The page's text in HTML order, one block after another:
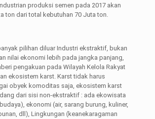
produksi semen pada 2017 akan
ton dari total kebutuhan 70 Juta ton.
pilihan diluar Industri ekstraktif, bukan
nilai ekonomi lebih pada jangka panjang,
pengakuan pada Wilayah Kelola Rakyat
ekosistem karst. Karst tidak harus
obyek komoditas saja, ekosistem karst
dari sisi non-ekstraktif : ada ekowisata
ekonomi (air, sarang burung, kuliner,
dll), Lingkungan (keanekaragaman